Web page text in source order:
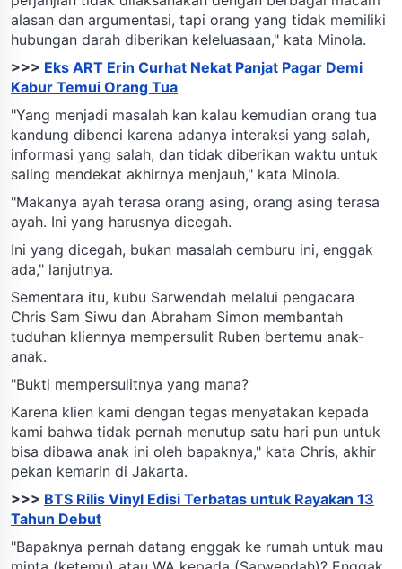
alasan dan argumentasi, tapi orang yang tidak memiliki
hubungan darah diberikan keleluasaan," kata Minola.
>>> Eks ART Erin Curhat Nekat Panjat Pagar Demi
Kabur Temui Orang Tua
"Yang menjadi masalah kan kalau kemudian orang tua
kandung dibenci karena adanya interaksi yang salah,
informasi yang salah, dan tidak diberikan waktu untuk
saling mendekat akhirnya menjauh," kata Minola.
"Makanya ayah terasa orang asing, orang asing terasa
ayah. Ini yang harusnya dicegah.
Ini yang dicegah, bukan masalah cemburu ini, enggak
ada," lanjutnya.
Sementara itu, kubu Sarwendah melalui pengacara
Chris Sam Siwu dan Abraham Simon membantah
tuduhan kliennya mempersulit Ruben bertemu anak-
anak.
"Bukti mempersulitnya yang mana?
Karena klien kami dengan tegas menyatakan kepada
kami bahwa tidak pernah menutup satu hari pun untuk
bisa dibawa anak ini oleh bapaknya," kata Chris, akhir
pekan kemarin di Jakarta.
>>> BTS Rilis Vinyl Edisi Terbatas untuk Rayakan 13
Tahun Debut
"Bapaknya pernah datang enggak ke rumah untuk mau